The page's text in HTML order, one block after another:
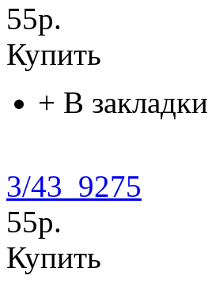
55р.
Купить
+ В закладки
3/43_9275
55р.
Купить